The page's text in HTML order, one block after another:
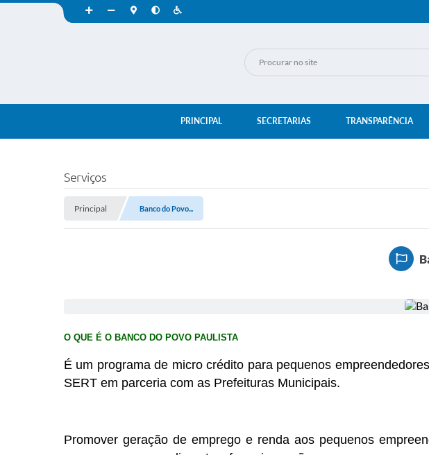
PRINCIPAL SECRETARIAS TRANSPARÊNCIA
Serviços
Principal Banco do Povo...
O QUE É O BANCO DO POVO PAULISTA
É um programa de micro crédito para pequenos
SERT em parceria com as Prefeituras Municipais.
Promover geração de emprego e renda aos pequenos